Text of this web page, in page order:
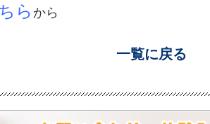
ら から
一覧に戻る